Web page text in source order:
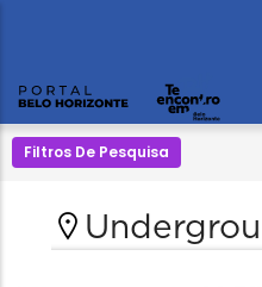
Filtros De Pesquisa